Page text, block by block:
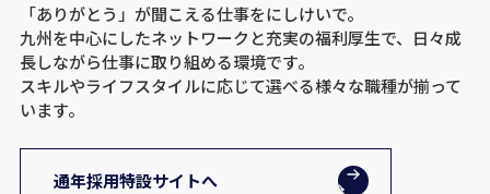
「ありがとう」が聞こえる仕事をにしけいで。
九州を中心にしたネットワークと充実の福利厚生で、日々成
長しながら仕事に取り組める環境です。
スキルやライフスタイルに応じて選べる様々な職種が揃って
います。
通年採用特設サイトへ